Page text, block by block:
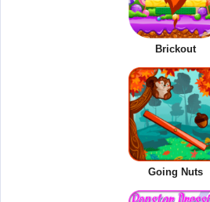
Brickout
Going Nuts